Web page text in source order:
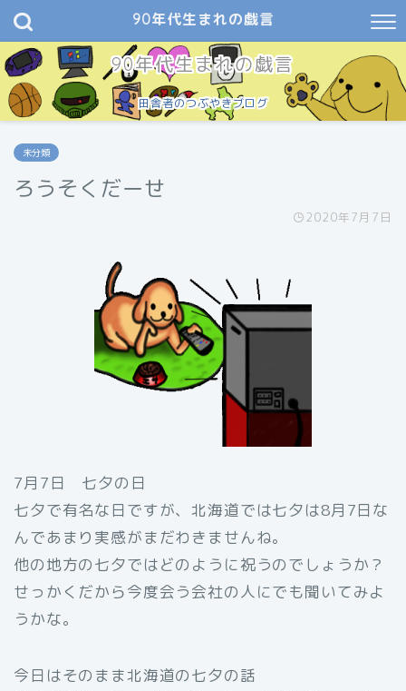
90年代生まれの戯言
90年代生まれの戯言
田舎者のつぶやきブログ
未分類
ろうそくだーせ
2020年7月7日
7月7日 七夕の日
七夕で有名な日ですが、北海道では七夕は8月7日な
んであまり実感がまだわきませんね。
他の地方の七夕ではどのように祝うのでしょうか？
せっかくだから今度会う会社の人にでも聞いてみよ
うかな。
今日はそのまま北海道の七夕の話